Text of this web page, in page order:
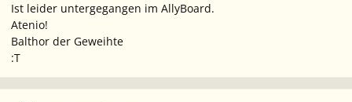
Ist leider untergegangen im AllyBoard.
Atenio!
Balthor der Geweihte
:T